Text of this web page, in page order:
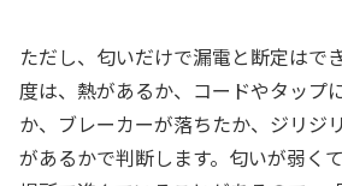
ただし、匂いだけで漏電と断定はで
度は、熱があるか、コードやタップ
か、ブレーカーが落ちたか、ジリジ
があるかで判断します。匂いが弱く